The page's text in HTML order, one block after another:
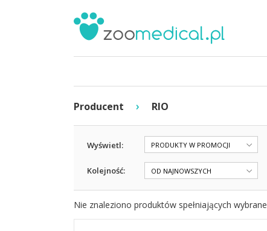
Producent › RIO
Wyświetl: PRODUKTY W PROMOCJI
Kolejność: OD NAJNOWSZYCH
Nie znaleziono produktów spełniających